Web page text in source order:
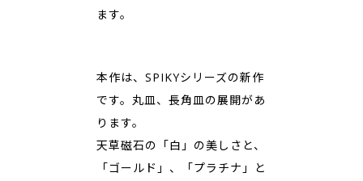
ます。
本作は、SPIKYシリーズの新作
です。丸皿、長角皿の展開があ
ります。
天草磁石の「白」の美しさと、
「ゴールド」、「プラチナ」と